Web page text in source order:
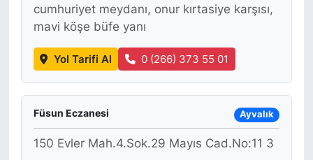
cumhuriyet meydanı, onur kırtasiye karşısı,
mavi köşe büfe yanı
Yol Tarifi Al 0 (266) 373 55 01
Füsun Eczanesi Ayvalık
150 Evler Mah.4.Sok.29 Mayıs Cad.No:11 3
BİYOGRAFİLER